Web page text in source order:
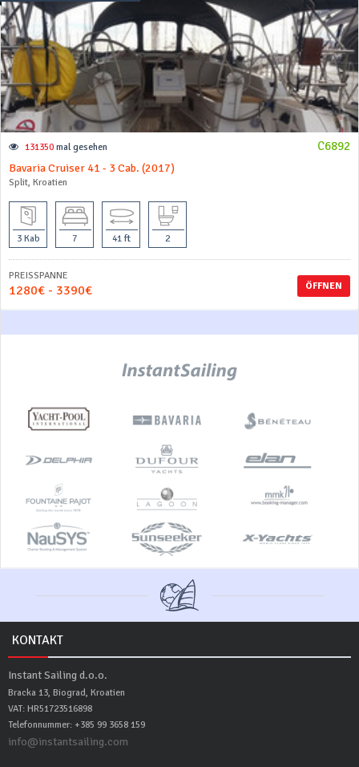
C6892
131350 mal gesehen
Bavaria Cruiser 41 - 3 Cab. (2017)
Split, Kroatien
3 Kab 7 41 ft 2
ÖFFNEN
PREISSPANNE
1280€ - 3390€
KONTAKT
Instant Sailing d.o.o.
Bracka 13, Biograd, Kroatien
VAT: HR51723516898
Telefonnummer: +385 99 3658 159
info@instantsailing.com